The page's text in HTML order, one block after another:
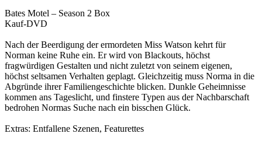
Bates Motel – Season 2 Box
Kauf-DVD
Nach der Beerdigung der ermordeten Miss Watson kehrt für
Norman keine Ruhe ein. Er wird von Blackouts, höchst
fragwürdigen Gestalten und nicht zuletzt von seinem eigenen,
höchst seltsamen Verhalten geplagt. Gleichzeitig muss Norma in die
Abgründe ihrer Familiengeschichte blicken. Dunkle Geheimnisse
kommen ans Tageslicht, und finstere Typen aus der Nachbarschaft
bedrohen Normas Suche nach ein bisschen Glück.
Extras: Entfallene Szenen, Featurettes